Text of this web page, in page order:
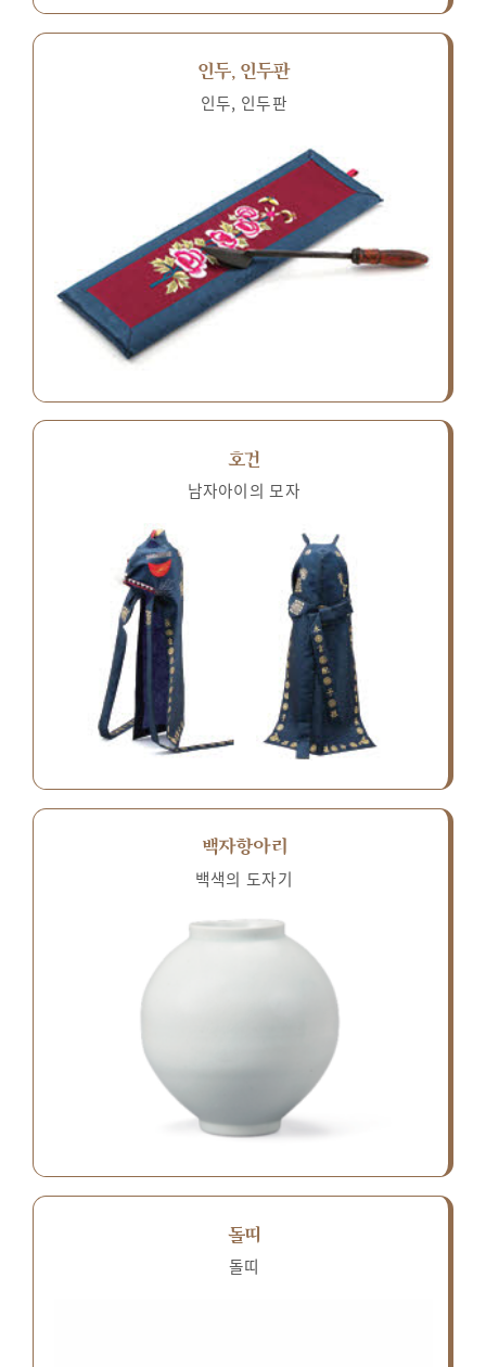
인두, 인두판
인두, 인두판
호건
남자아이의 모자
백자항아리
백색의 도자기
돌띠
돌띠